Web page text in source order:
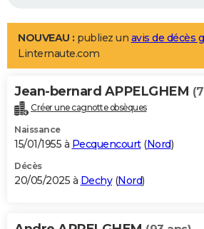
LIFESTYLE
Art de vivre
Bien-être
Loisirs
Mode
Modes de vie
Alimentation
Guide de la santé
Maladies
Médicaments
Sommeil
VOYAGE
Destinations
City break
Voyage nature
Voyage de noces
Forum
Climat
+PHOTO
GUIDES D'ACHAT
BONS PLANS
NOUVEAU : publiez un avis de décès
Linternaute.com
Jean-bernard APPELGHEM
Créer une cagnotte obsèques
Naissance
15/01/1955 à Pecquencourt(Nord)
Décès
20/05/2025 à Dechy(Nord)